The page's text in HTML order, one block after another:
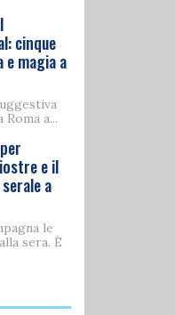
cinque
magia a
a...
e il
a
le
sera. È